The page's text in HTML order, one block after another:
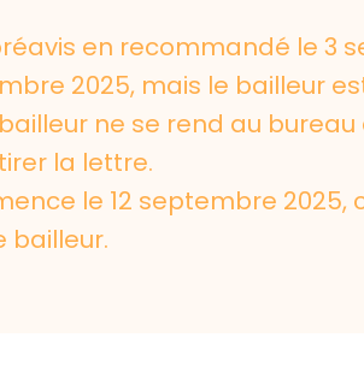
en recommandé le 3
2025, mais le bailleur
ne se rend au bureau
la lettre.
le 12 septembre 2025,
bailleur.